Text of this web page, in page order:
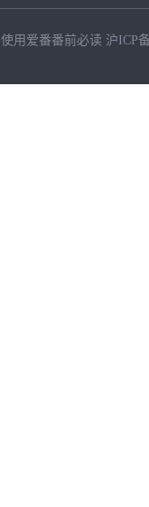
使用爱番番前必读 沪ICP